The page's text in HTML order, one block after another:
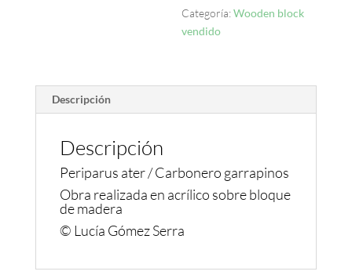
Categoría:Wooden block
vendido
Descripción
Descripción
Periparus ater / Carbonero garrapinos
Obra realizada en acrílico sobre bloque
de madera
© Lucía Gómez Serra